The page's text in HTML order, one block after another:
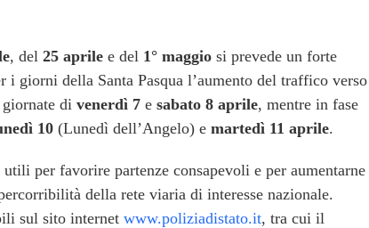
, del 25 aprile e del 1° maggio si prevede un forte
giorni della Santa Pasqua l’aumento del traffico verso
di venerdì 7 e sabato 8 aprile, mentre in fase
10 (Lunedì dell’Angelo) e martedì 11 aprile.
per favorire partenze consapevoli e per aumentarne
della rete viaria di interesse nazionale.
sul sito internet www.poliziadistato.it, tra cui il